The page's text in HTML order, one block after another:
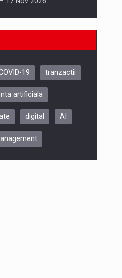
Make it Happen!, CLUJ, 9
ORADEA, 8
Oct 2026
19 tranzactii
artificiala
digital AI